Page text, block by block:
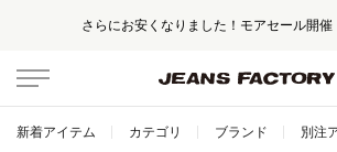
さらにお安くなりました！モアセール開催
新着アイテム カテゴリ ブランド 別注